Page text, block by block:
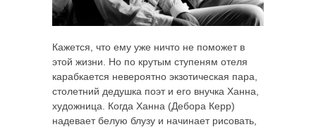
Кажется, что ему уже ничто не поможет в
этой жизни. Но по крутым ступеням отеля
карабкается невероятно экзотическая пара,
столетний дедушка поэт и его внучка Ханна,
художница. Когда Ханна (Дебора Керр)
надевает белую блузу и начинает рисовать,